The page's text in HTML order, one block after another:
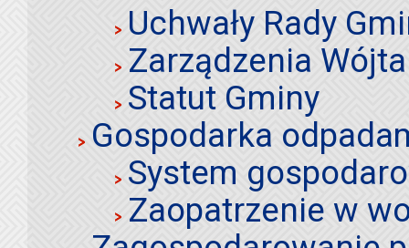
Uchwały Rady
Zarządzenia Wójta
Statut Gminy
Gospodarka
System
Zaopatrzenie w